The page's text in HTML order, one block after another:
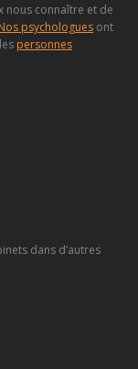
nous connaître et de
psychologues ont
personnes
dans d’autres